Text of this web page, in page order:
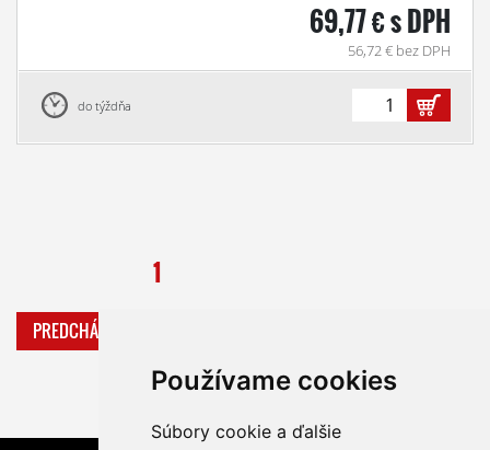
Používame cookies
Súbory cookie a ďalšie
69,77 € s DPH
56,72 € bez DPH
do týždňa
PREDCHÁDZAJÚCA
1